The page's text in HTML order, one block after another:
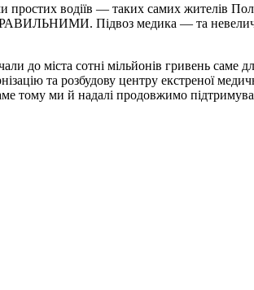
простих водіїв — таких самих жителів
ПРАВИЛЬНИМИ. Підвоз медика — та
до міста сотні мільйонів гривень саме
та розбудову центру екстреної
тому ми й надалі продовжимо